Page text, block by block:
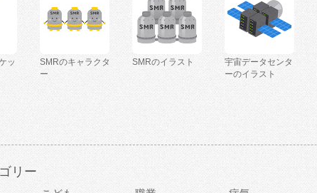
ッ
SMRのキャラクタ
ー
SMRのイラスト
宇宙データセンタ
ーのイラスト
リー